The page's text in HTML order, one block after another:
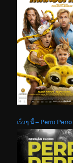
เร็วๆ นี้ – Perro